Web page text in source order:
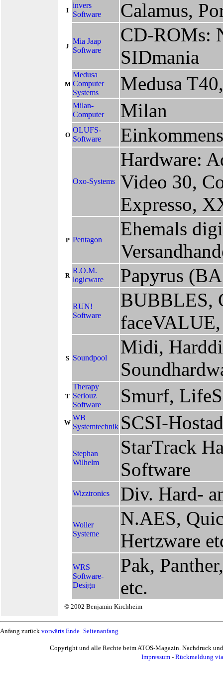
I
invers
Software
Calamus,
J
Mia Jaap
Software
CD-ROMs:
SIDmania
M
Medusa
Computer
Systems
Medusa
Milan-
Computer
Milan
O
OLUFS-
Software
Oxo-Systems
Hardware:
Video 30,
Expresso,
P Pentagon
Ehemals
R
R.O.M.
logicware
Papyrus
RUN!
Software
BUBBLES,
S Soundpool
Midi,
T
Therapy
Seriouz
Software
Smurf,
W
WB
Systemtechnik SCSI-
Stephan
Wilhelm
StarTrack
Software
Wizztronics Div. Hard-
Woller
Systeme
N.AES,
Hertzware
WRS
Software-
Design
Pak,
etc.
© 2002 Benjamin Kirchheim
Anfang zurück vorwärts Ende Seitenanfang
Copyright und alle Rechte beim ATOS-Magazin. Nachdruck
Impressum - Rückmeldung